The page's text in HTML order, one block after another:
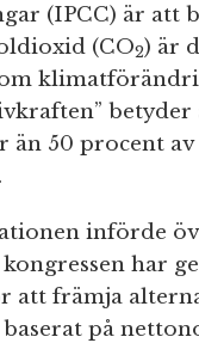
(IPCC) är att
(CO2) är
betyder
än 50 procent av
införde
har
att främja
på